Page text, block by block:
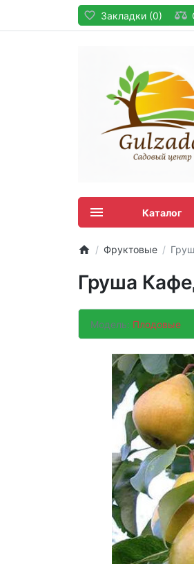
Закладки (0)
Каталог
Фруктовые
Груша
Модель: Плодовые